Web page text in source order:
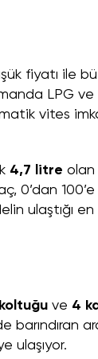
fiyatı ile
LPG ve
vites
4,7 litre olan
0’dan 100’e
ulaştığı en
ve 4
barındıran
ulaşıyor.